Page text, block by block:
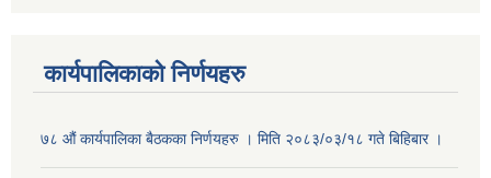
कार्यपालिकाको निर्णयहरु
७८ औं कार्यपालिका बैठकका निर्णयहरु । मिति २०८३/०३/१८ गते बिहिबार ।